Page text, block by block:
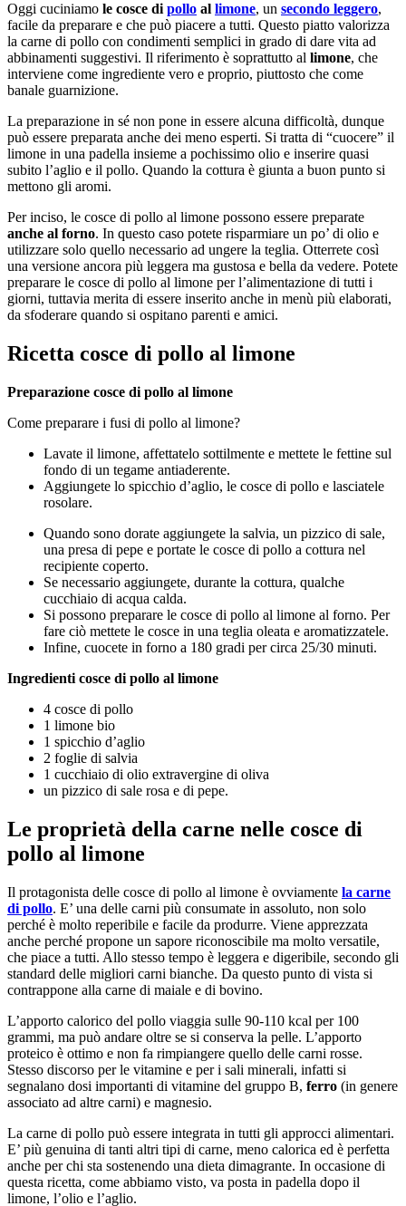
Oggi cuciniamo le cosce di pollo al limone, un secondo leggero,
facile da preparare e che può piacere a tutti. Questo piatto valorizza
la carne di pollo con condimenti semplici in grado di dare vita ad
abbinamenti suggestivi. Il riferimento è soprattutto al limone, che
interviene come ingrediente vero e proprio, piuttosto che come
banale guarnizione.
La preparazione in sé non pone in essere alcuna difficoltà, dunque
può essere preparata anche dei meno esperti. Si tratta di “cuocere” il
limone in una padella insieme a pochissimo olio e inserire quasi
subito l’aglio e il pollo. Quando la cottura è giunta a buon punto si
mettono gli aromi.
Per inciso, le cosce di pollo al limone possono essere preparate
anche al forno. In questo caso potete risparmiare un po’ di olio e
utilizzare solo quello necessario ad ungere la teglia. Otterrete così
una versione ancora più leggera ma gustosa e bella da vedere. Potete
preparare le cosce di pollo al limone per l’alimentazione di tutti i
giorni, tuttavia merita di essere inserito anche in menù più elaborati,
da sfoderare quando si ospitano parenti e amici.
Ricetta cosce di pollo al limone
Preparazione cosce di pollo al limone
Come preparare i fusi di pollo al limone?
Lavate il limone, affettatelo sottilmente e mettete le fettine sul
fondo di un tegame antiaderente.
Aggiungete lo spicchio d’aglio, le cosce di pollo e lasciatele
rosolare.
Quando sono dorate aggiungete la salvia, un pizzico di sale,
una presa di pepe e portate le cosce di pollo a cottura nel
recipiente coperto.
Se necessario aggiungete, durante la cottura, qualche
cucchiaio di acqua calda.
Si possono preparare le cosce di pollo al limone al forno. Per
fare ciò mettete le cosce in una teglia oleata e aromatizzatele.
Infine, cuocete in forno a 180 gradi per circa 25/30 minuti.
Ingredienti cosce di pollo al limone
4 cosce di pollo
1 limone bio
1 spicchio d’aglio
2 foglie di salvia
1 cucchiaio di olio extravergine di oliva
un pizzico di sale rosa e di pepe.
Le proprietà della carne nelle cosce di
pollo al limone
Il protagonista delle cosce di pollo al limone è ovviamente la carne
di pollo. E’ una delle carni più consumate in assoluto, non solo
perché è molto reperibile e facile da produrre. Viene apprezzata
anche perché propone un sapore riconoscibile ma molto versatile,
che piace a tutti. Allo stesso tempo è leggera e digeribile, secondo gli
standard delle migliori carni bianche. Da questo punto di vista si
contrappone alla carne di maiale e di bovino.
L’apporto calorico del pollo viaggia sulle 90-110 kcal per 100
grammi, ma può andare oltre se si conserva la pelle. L’apporto
proteico è ottimo e non fa rimpiangere quello delle carni rosse.
Stesso discorso per le vitamine e per i sali minerali, infatti si
segnalano dosi importanti di vitamine del gruppo B, ferro (in genere
associato ad altre carni) e magnesio.
La carne di pollo può essere integrata in tutti gli approcci alimentari.
E’ più genuina di tanti altri tipi di carne, meno calorica ed è perfetta
anche per chi sta sostenendo una dieta dimagrante. In occasione di
questa ricetta, come abbiamo visto, va posta in padella dopo il
limone, l’olio e l’aglio.